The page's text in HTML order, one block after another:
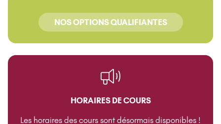
NOS OPTIONS QUALIFIANTES
HORAIRES DE COURS
Les horaires des cours sont désormais disponibles !